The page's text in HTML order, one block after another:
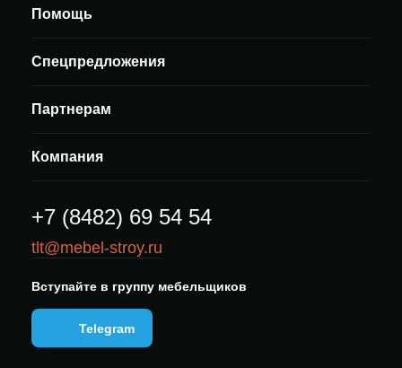
Помощь
Спецпредложения
Партнерам
Компания
+7 (8482) 69 54 54
tlt@mebel-stroy.ru
Вступайте в группу мебельщиков
Telegram